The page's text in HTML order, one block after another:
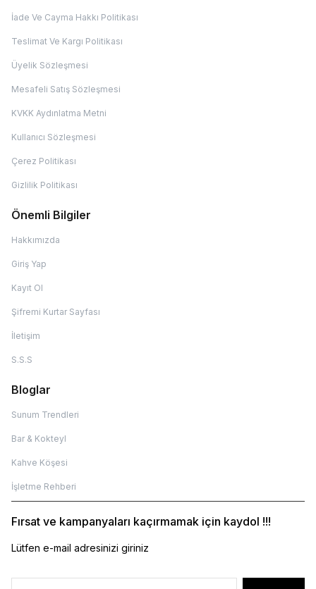
İade Ve Cayma Hakkı Politikası
Teslimat Ve Kargı Politikası
Üyelik Sözleşmesi
Mesafeli Satış Sözleşmesi
KVKK Aydınlatma Metni
Kullanıcı Sözleşmesi
Çerez Politikası
Gizlilik Politikası
Önemli Bilgiler
Hakkımızda
Giriş Yap
Kayıt Ol
Şifremi Kurtar Sayfası
İletişim
S.S.S
Bloglar
Sunum Trendleri
Bar & Kokteyl
Kahve Köşesi
İşletme Rehberi
Fırsat ve kampanyaları kaçırmamak için kaydol !!!
Lütfen e-mail adresinizi giriniz